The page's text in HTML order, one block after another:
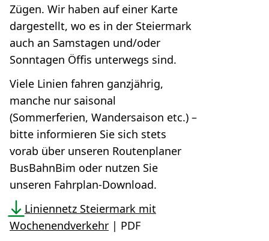
Zügen. Wir haben auf einer Karte
dargestellt, wo es in der Steiermark
auch an Samstagen und/oder
Sonntagen Öffis unterwegs sind.
Viele Linien fahren ganzjährig,
manche nur saisonal
(Sommerferien, Wandersaison etc.) –
bitte informieren Sie sich stets
vorab über unseren Routenplaner
BusBahnBim oder nutzen Sie
unseren Fahrplan-Download.
Liniennetz Steiermark mit
Wochenendverkehr | PDF